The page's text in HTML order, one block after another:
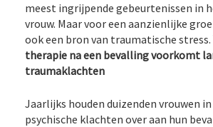
meest ingrijpende gebeurtenissen in
vrouw. Maar voor een aanzienlijke
ook een bron van traumatische stress.
therapie na een bevalling voorkomt
traumaklachten
Jaarlijks houden duizenden vrouwen
psychische klachten over aan hun